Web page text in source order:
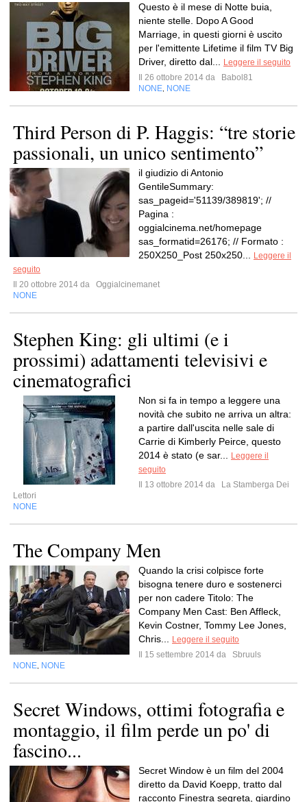
Questo è il mese di Notte buia,
niente stelle. Dopo A Good
Marriage, in questi giorni è uscito
per l'emittente Lifetime il film TV Big
Driver, diretto dal...
Leggere il seguito
Il 26 ottobre 2014 da
Babol81
NONE NONE
Third Person di P. Haggis: “tre storie
passionali, un unico sentimento”
il giudizio di Antonio
GentileSummary:
sas_pageid='51139/389819'; //
Pagina :
oggialcinema.net/homepage
sas_formatid=26176; // Formato :
250X250_Post 250x250...
Leggere il
seguito
Il 20 ottobre 2014 da
Oggialcinemanet
NONE
Stephen King: gli ultimi (e i
prossimi) adattamenti televisivi e
cinematografici
Non si fa in tempo a leggere una
novità che subito ne arriva un altra:
a partire dall'uscita nelle sale di
Carrie di Kimberly Peirce, questo
2014 è stato (e sar...
Leggere il
seguito
Il 13 ottobre 2014 da
La Stamberga Dei
Lettori
NONE
The Company Men
Quando la crisi colpisce forte
bisogna tenere duro e sostenerci
per non cadere Titolo: The
Company Men Cast: Ben Affleck,
Kevin Costner, Tommy Lee Jones,
Chris...
Leggere il seguito
Il 15 settembre 2014 da
Sbruuls
NONE NONE
Secret Windows, ottimi fotografia e
montaggio, il film perde un po' di
fascino...
Secret Window è un film del 2004
diretto da David Koepp, tratto dal
racconto Finestra segreta, giardino